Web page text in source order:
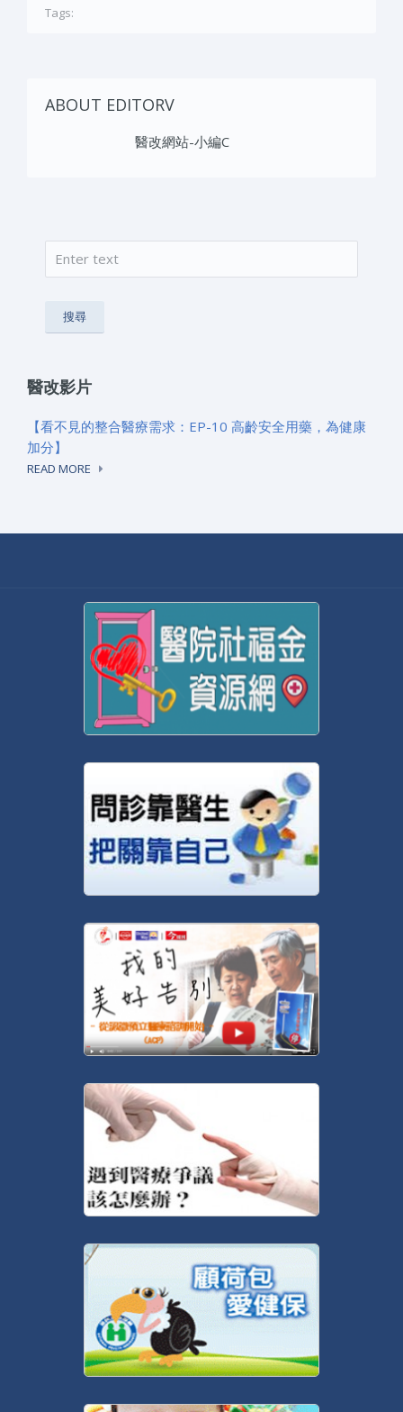
Tags:
ABOUT EDITORV
醫改網站-小編C
搜尋表單
醫改影片
【看不見的整合醫療需求：EP-10 高齡安全用藥，為健康
加分】
READ MORE